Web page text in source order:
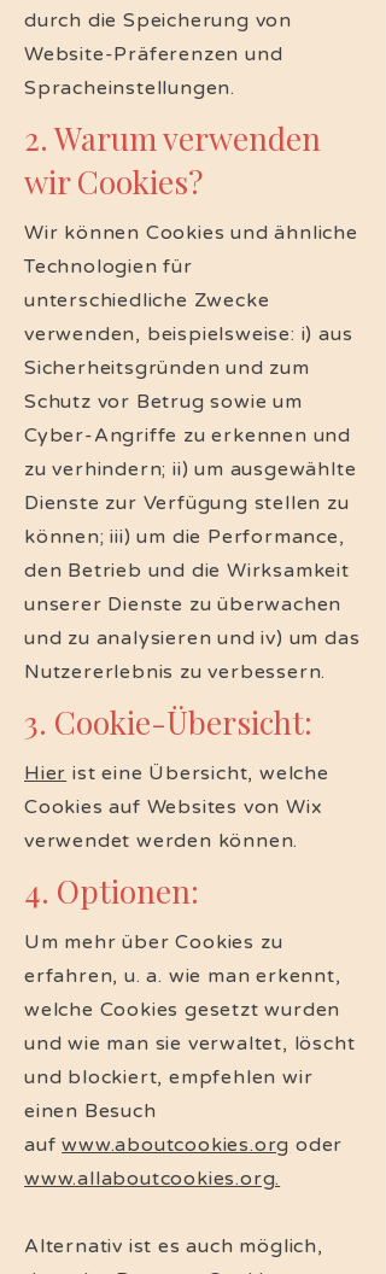
durch die Speicherung von
Website-Präferenzen und
Spracheinstellungen.
2. Warum verwenden
wir Cookies?
Wir können Cookies und ähnliche
Technologien für
unterschiedliche Zwecke
verwenden, beispielsweise: i) aus
Sicherheitsgründen und zum
Schutz vor Betrug sowie um
Cyber-Angriffe zu erkennen und
zu verhindern; ii) um ausgewählte
Dienste zur Verfügung stellen zu
können; iii) um die Performance,
den Betrieb und die Wirksamkeit
unserer Dienste zu überwachen
und zu analysieren und iv) um das
Nutzererlebnis zu verbessern.
3. Cookie-Übersicht:
Hier ist eine Übersicht, welche
Cookies auf Websites von Wix
verwendet werden können.
4. Optionen:
Um mehr über Cookies zu
erfahren, u. a. wie man erkennt,
welche Cookies gesetzt wurden
und wie man sie verwaltet, löscht
und blockiert, empfehlen wir
einen Besuch
aufwww.aboutcookies.org oder
www.allaboutcookies.org.
Alternativ ist es auch möglich,